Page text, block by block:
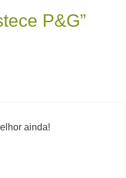
P&G”
ainda!